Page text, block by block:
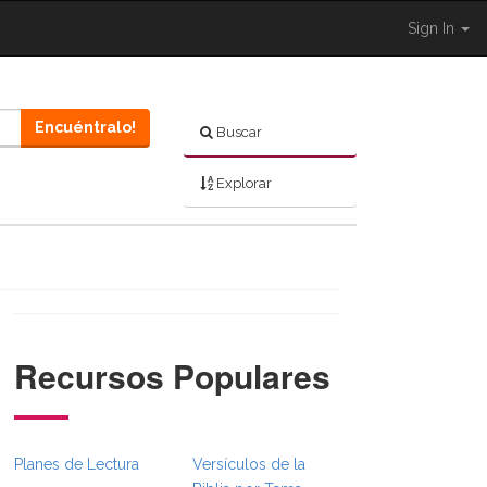
Sign In
Buscar
Explorar
Encuéntralo!
}} }}
Recursos Populares
Planes de Lectura
Versículos de la